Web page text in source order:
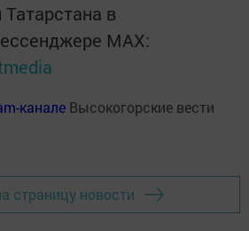
в
MАХ:
канале Высокогорские вести
страницу новости